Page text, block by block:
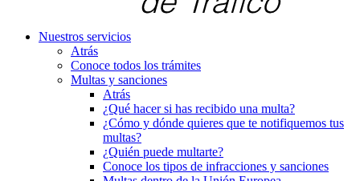
Nuestros servicios
Atrás
Conoce todos los trámites
Multas y sanciones
Atrás
¿Qué hacer si has recibido una multa?
¿Cómo y dónde quieres que te notifiquemos tus
multas?
¿Quién puede multarte?
Conoce los tipos de infracciones y sanciones